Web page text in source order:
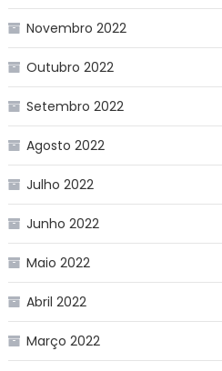
Novembro 2022
Outubro 2022
Setembro 2022
Agosto 2022
Julho 2022
Junho 2022
Maio 2022
Abril 2022
Março 2022